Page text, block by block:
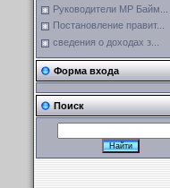
Руководители МР Байм...
Постановление правит...
сведения о доходах з...
Форма входа
Поиск